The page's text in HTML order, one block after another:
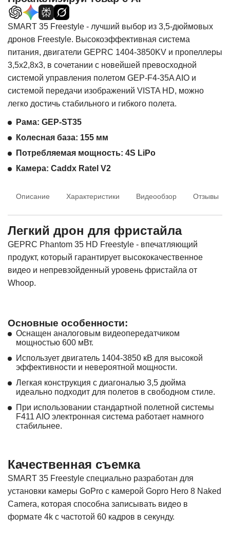
SMART 35 Freestyle - лучший выбор из 3,5-дюймовых
дронов Freestyle. Высокоэффективная система
питания, двигатели GEPRC 1404-3850KV и пропеллеры
3,5х2,8х3, в сочетании с новейшей превосходной
системой управления полетом GEP-F4-35A AIO и
системой передачи изображений VISTA HD, можно
легко достичь стабильного и гибкого полета.
Рама: GEP-ST35
Колесная база: 155 мм
Потребляемая мощность: 4S LiPo
Камера: Caddx Ratel V2
Описание Характеристики Видеообзор Отзывы
Легкий дрон для фристайла
GEPRC Phantom 35 HD Freestyle - впечатляющий
продукт, который гарантирует высококачественное
видео и непревзойденный уровень фристайла от
Whoop.
Основные особенности:
Оснащен аналоговым видеопередатчиком
мощностью 600 мВт.
Использует двигатель 1404-3850 кВ для высокой
эффективности и невероятной мощности.
Легкая конструкция с диагональю 3,5 дюйма
идеально подходит для полетов в свободном стиле.
При использовании стандартной полетной системы
F411 AIO электронная система работает намного
стабильнее.
Качественная съемка
SMART 35 Freestyle специально разработан для
установки камеры GoPro с камерой Gopro Hero 8 Naked
Camera, которая способна записывать видео в
формате 4k с частотой 60 кадров в секунду.